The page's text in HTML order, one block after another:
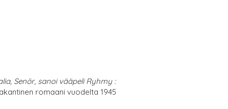
Senör, sanoi vääpeli Ryhmy :
romaani vuodelta 1945